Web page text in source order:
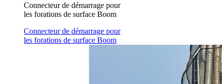
Connecteur de démarrage pour
les forations de surface Boom
Connecteur de démarrage pour
les forations de surface Boom